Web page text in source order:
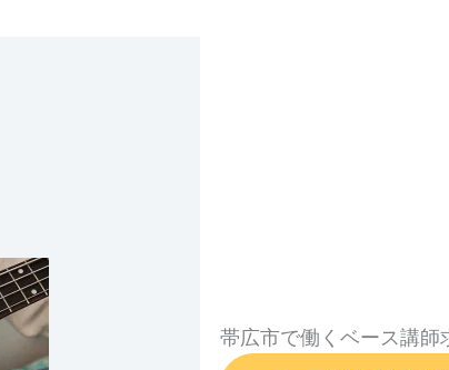
帯広市で働くベース講師